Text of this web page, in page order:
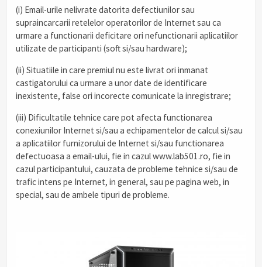
(i) Email-urile nelivrate datorita defectiunilor sau
supraincarcarii retelelor operatorilor de Internet sau ca
urmare a functionarii deficitare ori nefunctionarii aplicatiilor
utilizate de participanti (soft si/sau hardware);
(ii) Situatiile in care premiul nu este livrat ori inmanat
castigatorului ca urmare a unor date de identificare
inexistente, false ori incorecte comunicate la inregistrare;
(iii) Dificultatile tehnice care pot afecta functionarea
conexiunilor Internet si/sau a echipamentelor de calcul si/sau
a aplicatiilor furnizorului de Internet si/sau functionarea
defectuoasa a email-ului, fie in cazul www.lab501.ro, fie in
cazul participantului, cauzata de probleme tehnice si/sau de
trafic intens pe Internet, in general, sau pe pagina web, in
special, sau de ambele tipuri de probleme.